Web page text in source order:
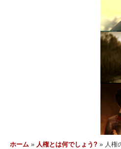
ホーム » 人権とは何でしょう? » 人権